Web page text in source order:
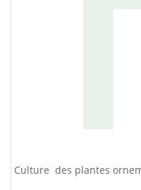
Culture des plantes